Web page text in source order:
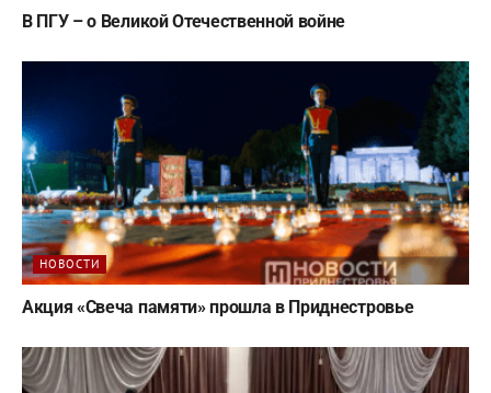
В ПГУ – о Великой Отечественной войне
НОВОСТИ
Акция «Свеча памяти» прошла в Приднестровье